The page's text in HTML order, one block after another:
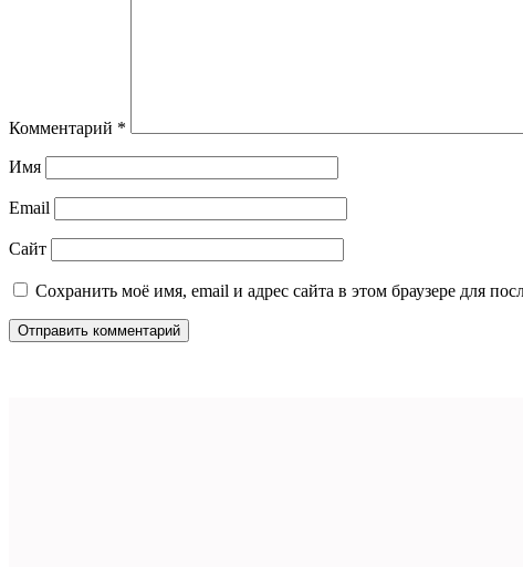
Комментарий *
Имя
Email
Сайт
Сохранить моё имя, email и адрес сайта в этом браузере для